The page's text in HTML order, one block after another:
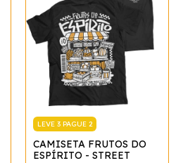
LEVE 3 PAGUE 2
CAMISETA FRUTOS DO
ESPÍRITO - STREET